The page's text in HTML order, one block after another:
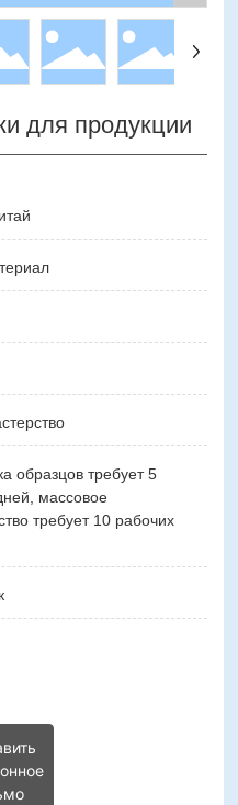
для продукции
образцов требует 5
массовое
требует 10 рабочих